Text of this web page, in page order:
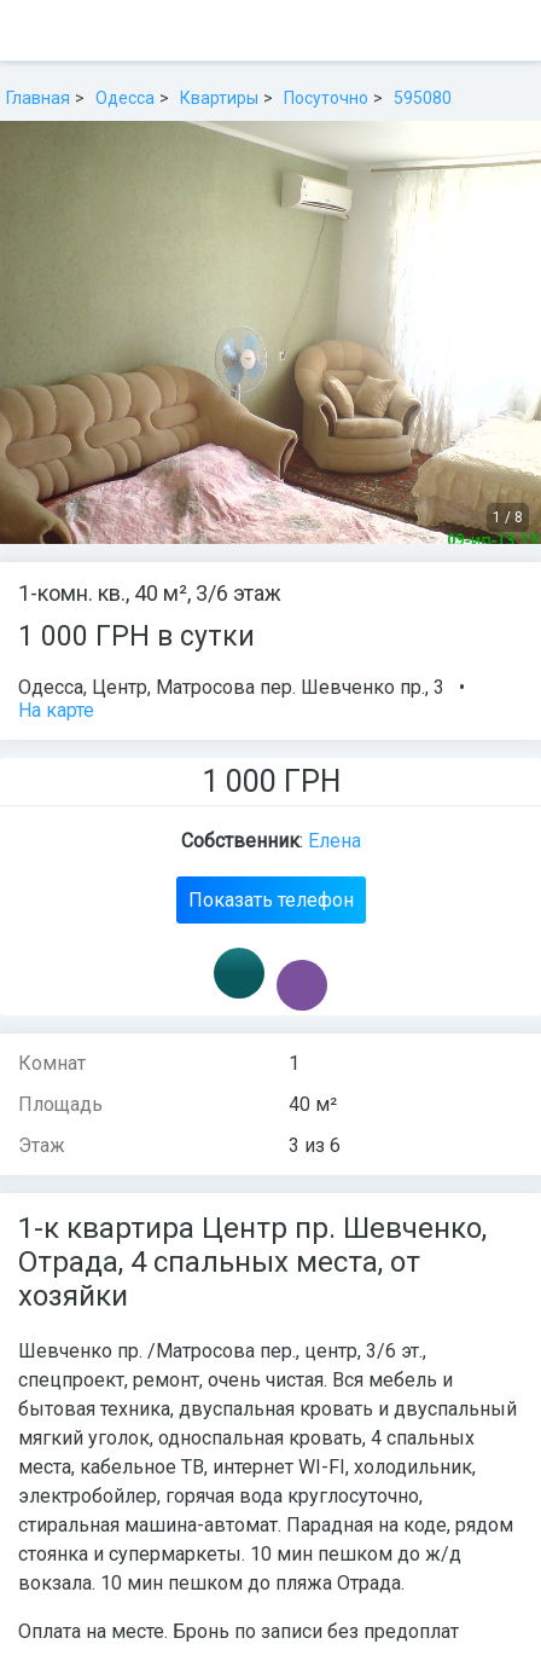
Главная Одесса Квартиры Посуточно 595080
1 / 8
1-комн. кв., 40 м², 3/6 этаж
1 000 ГРН в сутки
Одесса, Центр, Матросова пер. Шевченко пр., 3
•
На карте
1 000 ГРН
Собственник: Елена
Показать телефон
Комнат
1
Площадь
40 м²
Этаж
3 из 6
1-к квартира Центр пр. Шевченко,
Отрада, 4 спальных места, от
хозяйки
Шевченко пр. /Матросова пер., центр, 3/6 эт.,
спецпроект, ремонт, очень чистая. Вся мебель и
бытовая техника, двуспальная кровать и двуспальный
мягкий уголок, односпальная кровать, 4 спальных
места, кабельное ТВ, интернет WI-FI, холодильник,
электробойлер, горячая вода круглосуточно,
стиральная машина-автомат. Парадная на коде, рядом
стоянка и супермаркеты. 10 мин пешком до ж/д
вокзала. 10 мин пешком до пляжа Отрада.
Оплата на месте. Бронь по записи без предоплат